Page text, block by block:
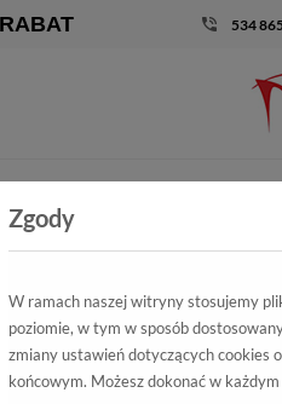
RABAT 534
Szpilki Visconi
7340TAS/239 PMB-295 (OBL)
Zgody
W ramach naszej witryny stosujemy
poziomie, w tym w sposób
zmiany ustawień dotyczących cookies
końcowym. Możesz dokonać w